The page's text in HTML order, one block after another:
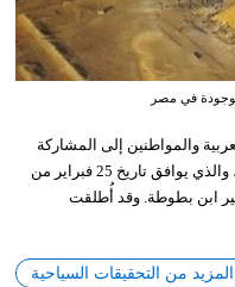
في مصر
والمواطنين إلى المشاركة
في الاحتفال بيوم السياحة العربي لعام 2026، والذي يوافق تاريخ 25 فبراير من
ابن بطوطة. وقد أُطلقت
المزيد من التحقيقات السياحية